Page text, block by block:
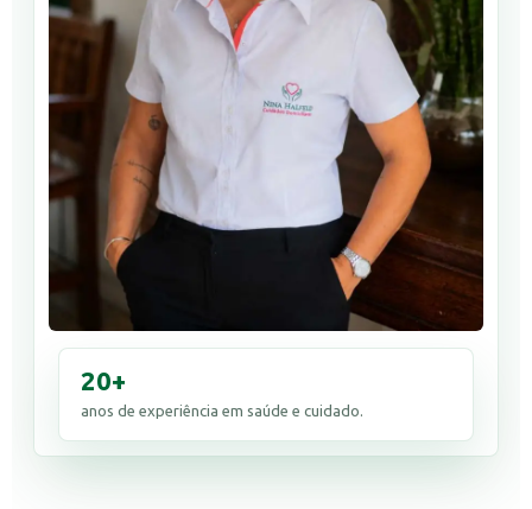
20+
anos de experiência em saúde e cuidado.